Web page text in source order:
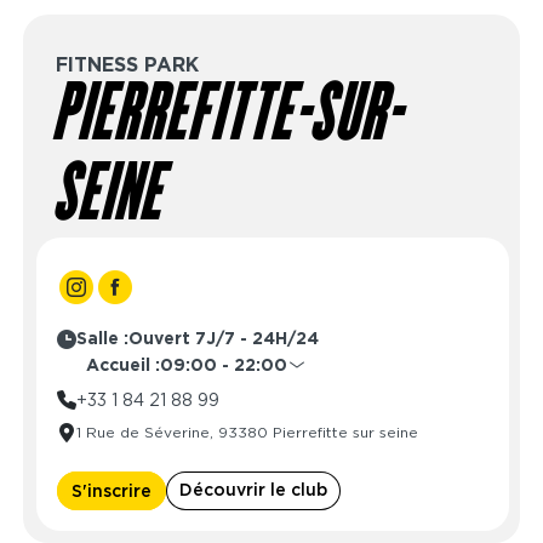
FITNESS PARK
PIERREFITTE-SUR-
SEINE
Salle :Ouvert 7J/7 - 24H/24
Accueil :09:00 - 22:00
Lundi
Mercredi
09:00 - 22:00
Vendredi
09:00 - 22:00
+33 1 84 21 88 99
1 Rue de Séverine, 93380 Pierrefitte sur seine
S'inscrire Découvrir le club